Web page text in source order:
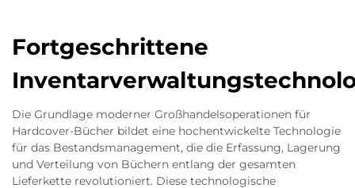
Fortgeschrittene
Die Grundlage moderner Großhandelsoperationen für
Hardcover-Bücher bildet eine hochentwickelte Technologie
für das Bestandsmanagement, die die Erfassung, Lagerung
und Verteilung von Büchern entlang der gesamten
Lieferkette revolutioniert. Diese technologische